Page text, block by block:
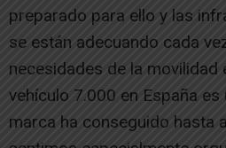
preparado para ello y las
se están adecuando cada
necesidades de la movilidad
vehículo 7.000 en España es
marca ha conseguido hasta